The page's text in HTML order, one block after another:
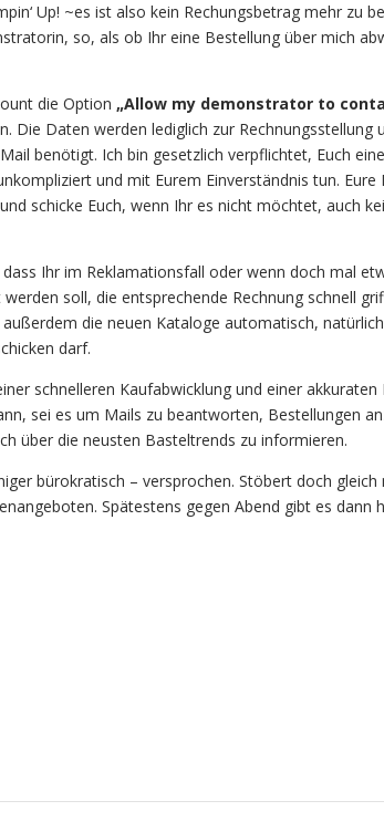
Up! ~es ist also kein Rechungsbetrag mehr zu
so, als ob Ihr eine Bestellung über mich
die Option „Allow my demonstrator to
Die Daten werden lediglich zur Rechnungsstellung
benötigt. Ich bin gesetzlich verpflichtet, Euch
und mit Eurem Einverständnis tun. Eure
schicke Euch, wenn Ihr es nicht möchtet, auch
Ihr im Reklamationsfall oder wenn doch mal
soll, die entsprechende Rechnung schnell
die neuen Kataloge automatisch,
darf.
schnelleren Kaufabwicklung und einer akkuraten
sei es um Mails zu beantworten, Bestellungen
über die neusten Basteltrends zu informieren.
bürokratisch – versprochen. Stöbert doch gleich
Spätestens gegen Abend gibt es dann